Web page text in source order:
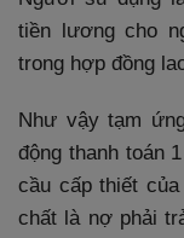
tiền lương cho
trong hợp đồng
Như vậy tạm
động thanh toán
cầu cấp thiết
chất là nợ phải